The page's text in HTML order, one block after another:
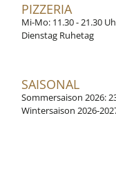
PIZZERIA
Mi-Mo: 11.30 - 21.30
Dienstag Ruhetag
SAISONAL
Sommersaison 2026:
Wintersaison 2026-